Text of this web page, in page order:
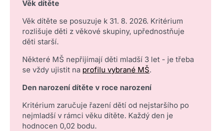
Věk dítěte
Věk dítěte se posuzuje k 31. 8. 2026. Kritérium
rozlišuje děti z věkové skupiny, upřednostňuje
děti starší.
Některé MŠ nepřijímají děti mladší 3 let - je třeba
se vždy ujistit na profilu vybrané MŠ.
Den narození dítěte v roce narození
Kritérium zaručuje řazení dětí od nejstaršího po
nejmladší v rámci věku dítěte. Každý den je
hodnocen 0,02 bodu.